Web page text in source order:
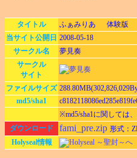
タイトル
ふぁみりあ 体験版
当サイト公開日 2008-05-18
サークル名
夢見奏
サークル
サイト
ファイルサイズ
md5/sha1
※md5/sha1に関しては
ダウンロード
fami_pre.zip 形式：
Holyseal情報
Holyseal ～聖封～へ